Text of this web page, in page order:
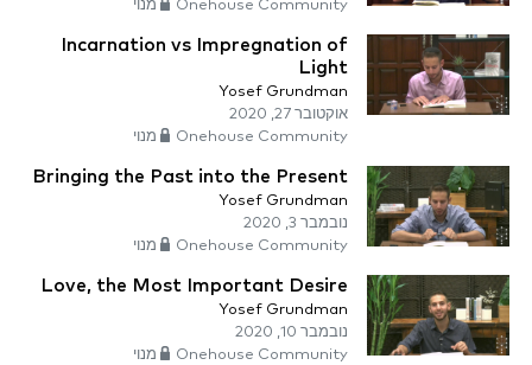
Onehouse Community מנוי
Incarnation vs Impregnation of
Light
Yosef Grundman
אוקטובר 27, 2020
Onehouse Community מנוי
Bringing the Past into the Present
Yosef Grundman
נובמבר 3, 2020
Onehouse Community מנוי
Love, the Most Important Desire
Yosef Grundman
נובמבר 10, 2020
Onehouse Community מנוי